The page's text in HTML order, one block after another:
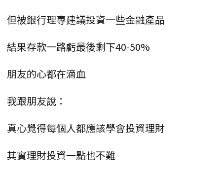
但被銀行理專建議投資一些金融產品
結果存款一路虧最後剩下40-50%
朋友的心都在滴血
我跟朋友說：
真心覺得每個人都應該學會投資理財
其實理財投資一點也不難